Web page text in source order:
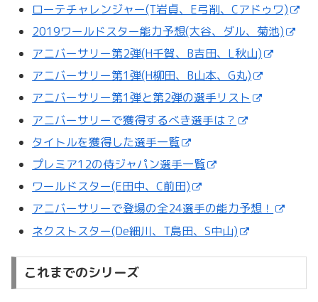
ローテチャレンジャー(T岩貞、E弓削、Cアドゥワ)
2019ワールドスター能力予想(大谷、ダル、菊池)
アニバーサリー第2弾(H千賀、B吉田、L秋山)
アニバーサリー第1弾(H柳田、B山本、G丸)
アニバーサリー第1弾と第2弾の選手リスト
アニバーサリーで獲得するべき選手は？
タイトルを獲得した選手一覧
プレミア12の侍ジャパン選手一覧
ワールドスター(E田中、C前田)
アニバーサリーで登場の全24選手の能力予想！
ネクストスター(De細川、T島田、S中山)
これまでのシリーズ